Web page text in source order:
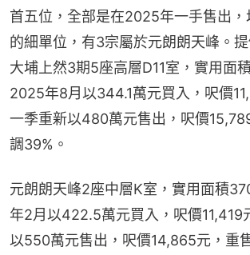
首五位，全部是在2025年一手售出
的細單位，有3宗屬於元朗朗天峰。
大埔上然3期5座高層D11室，實用面
2025年8月以344.1萬元買入，呎價
一季重新以480萬元售出，呎價
調39%。
元朗朗天峰2座中層K室，實用面積
年2月以422.5萬元買入，呎價11,419
以550萬元售出，呎價14,865元，重